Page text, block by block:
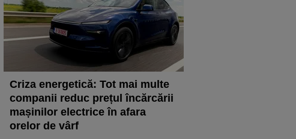
Criza energetică: Tot mai multe
companii reduc prețul încărcării
mașinilor electrice în afara
orelor de vârf